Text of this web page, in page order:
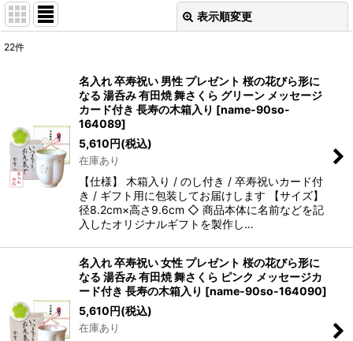
表示順変更
22件
名入れ 卒寿祝い 男性 プレゼント 桜の花びら形に
なる 湯呑み 有田焼 舞さくら グリーン メッセージ
カード付き 長寿の木箱入り [name-90so-
164089]
5,610円(税込)
在庫あり
【仕様】 木箱入り / のし付き / 卒寿祝いカード付
き / ギフト用に包装してお届けします 【サイズ】
径8.2cm×高さ9.6cm ◇ 商品本体に名前などを記
入したオリジナルギフトを製作し…
名入れ 卒寿祝い 女性 プレゼント 桜の花びら形に
なる 湯呑み 有田焼 舞さくら ピンク メッセージカ
ード付き 長寿の木箱入り [name-90so-164090]
5,610円(税込)
在庫あり